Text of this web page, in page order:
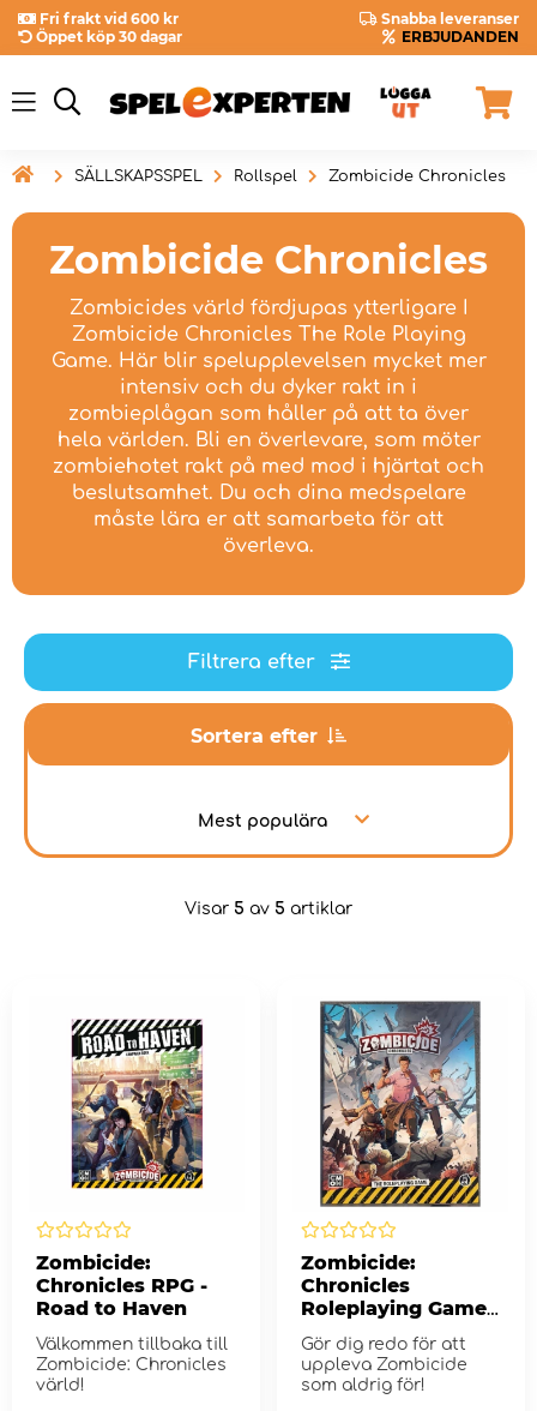
Fri frakt vid 600 kr
Snabba leveranser
Öppet köp 30 dagar
ERBJUDANDEN
 SÄLLSKAPSSPEL Rollspel Zombicide Chronicles
Zombicide Chronicles
Zombicides värld fördjupas ytterligare I
Zombicide Chronicles The Role Playing
Game. Här blir spelupplevelsen mycket mer
intensiv och du dyker rakt in i
zombieplågan som håller på att ta över
hela världen. Bli en överlevare, som möter
zombiehotet rakt på med mod i hjärtat och
beslutsamhet. Du och dina medspelare
måste lära er att samarbeta för att
överleva.
Filtrera efter
Sortera efter
Mest populära
Visar 5 av 5 artiklar
Zombicide:
Chronicles RPG -
Road to Haven
Välkommen tillbaka till
Zombicide: Chronicles
värld!
Zombicide:
Chronicles
Roleplaying Game -
Core Book
Gör dig redo för att
uppleva Zombicide
som aldrig för!